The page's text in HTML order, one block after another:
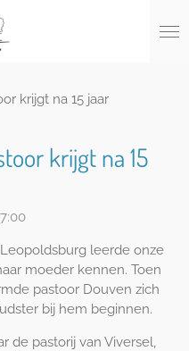
krijgt na 15 jaar
krijgt na 15
leerde onze
moeder kennen. Toen
pastoor Douven zich
bij hem beginnen.
de pastorij van Viversel,